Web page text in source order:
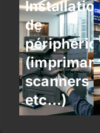
de
scanners
etc…)